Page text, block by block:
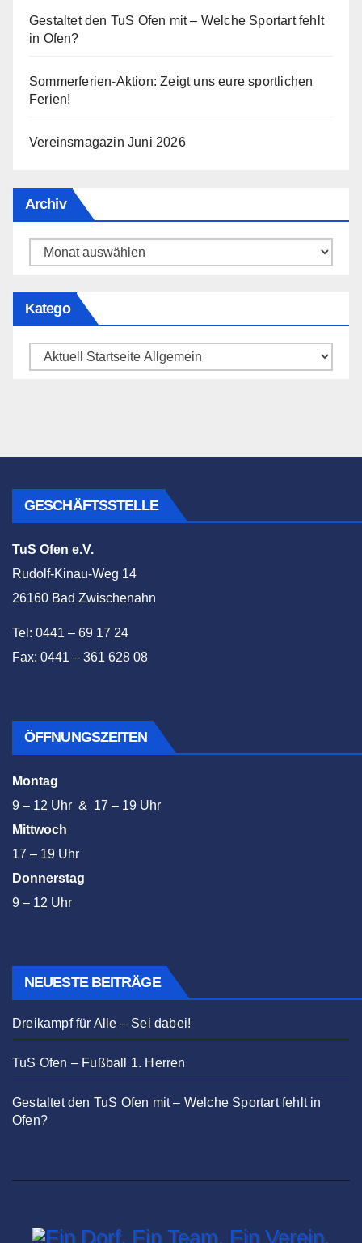
Gestaltet den TuS Ofen mit – Welche Sportart fehlt
in Ofen?
Sommerferien-Aktion: Zeigt uns eure sportlichen
Ferien!
Vereinsmagazin Juni 2026
Archiv
Archiv
Katego
Katego
GESCHÄFTSSTELLE
TuS Ofen e.V.
Rudolf-Kinau-Weg 14
26160 Bad Zwischenahn
Tel: 0441 – 69 17 24
Fax: 0441 – 361 628 08
ÖFFNUNGSZEITEN
Montag
9 – 12 Uhr & 17 – 19 Uhr
Mittwoch
17 – 19 Uhr
Donnerstag
9 – 12 Uhr
NEUESTE BEITRÄGE
Dreikampf für Alle – Sei dabei!
TuS Ofen – Fußball 1. Herren
Gestaltet den TuS Ofen mit – Welche Sportart fehlt in
Ofen?